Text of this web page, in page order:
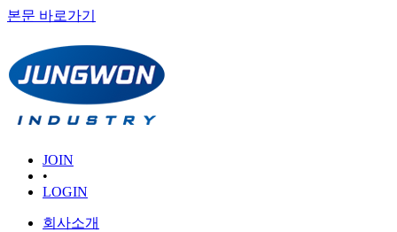
본문 바로가기
JOIN
•
LOGIN
회사소개